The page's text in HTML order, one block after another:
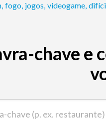
, fogo, jogos, videogame,
chave e